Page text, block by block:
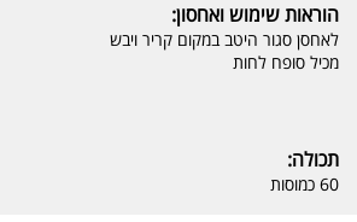
הוראות שימוש ואחסון:
לאחסן סגור היטב במקום קריר ויבש
מכיל סופח לחות
תכולה:
60 כמוסות